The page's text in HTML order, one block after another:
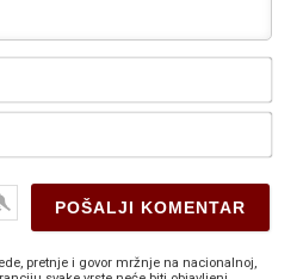
E-
pretnje i govor mržnje na nacionalnoj,